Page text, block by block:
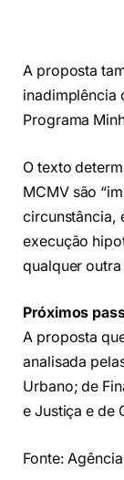
A proposta
inadimplência
Programa
O texto
MCMV são
circunstância,
execução
qualquer
Próximos
A proposta
analisada
Urbano; de
e Justiça e de
Fonte: